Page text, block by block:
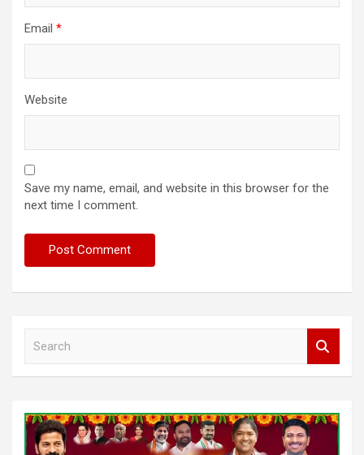
Email *
Website
Save my name, email, and website in this browser for the
next time I comment.
h